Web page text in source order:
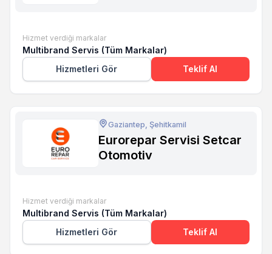
Hizmet verdiği markalar
Multibrand Servis (Tüm Markalar)
Hizmetleri Gör
Teklif Al
Gaziantep, Şehitkamil
Eurorepar Servisi Setcar
Otomotiv
Hizmet verdiği markalar
Multibrand Servis (Tüm Markalar)
Hizmetleri Gör
Teklif Al